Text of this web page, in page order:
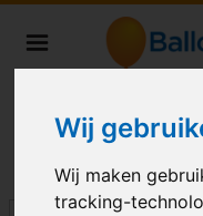
Wij
Wij maken
tracking-
Nederland